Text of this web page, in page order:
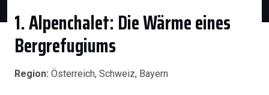
1. Alpenchalet: Die Wärme eines
Bergrefugiums
Region: Österreich, Schweiz, Bayern